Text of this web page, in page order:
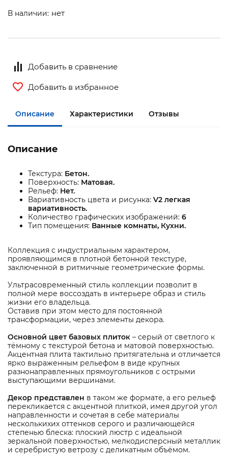
В наличии: нет
Добавить в сравнение
Добавить в избранное
Описание Характеристики Отзывы
Описание
Текстура: Бетон.
Поверхность: Матовая.
Рельеф: Нет.
Вариативность цвета и рисунка: V2 легкая
вариативность.
Количество графических изображений: 6
Тип помещения: Ванные комнаты, Кухни.
Коллекция с индустриальным характером,
проявляющимся в плотной бетонной текстуре,
заключенной в ритмичные геометрические формы.
Ультрасовременный стиль коллекции позволит в
полной мере воссоздать в интерьере образ и стиль
жизни его владельца.
Оставив при этом место для постоянной
трансформации, через элементы декора.
Основной цвет базовых плиток – серый от светлого к
тёмному с текстурой бетона и матовой поверхностью.
Акцентная плита тактильно притягательна и отличается
ярко выраженным рельефом в виде крупных
разнонаправленных прямоугольников с острыми
выступающими вершинами.
Декор представлен в таком же формате, а его рельеф
перекликается с акцентной плиткой, имея другой угол
направленности и сочетая в себе материалы
несколькихих оттенков серого и различающейся
степенью блеска: плоский люстр с идеальной
зеркальной поверхностью, мелкодисперсный металлик
и серебристую ветрозу с деликатным объёмом.